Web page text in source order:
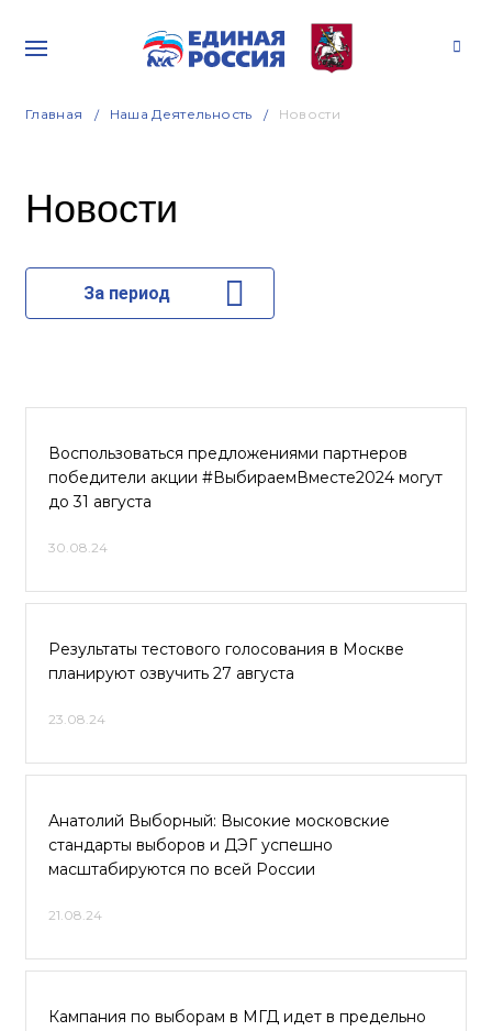
Главная Наша Деятельность Новости
Новости
За период
Воспользоваться предложениями партнеров
победители акции #ВыбираемВместе2024 могут
до 31 августа
30.08.24
Результаты тестового голосования в Москве
планируют озвучить 27 августа
23.08.24
Анатолий Выборный: Высокие московские
стандарты выборов и ДЭГ успешно
масштабируются по всей России
21.08.24
Кампания по выборам в МГД идет в предельно